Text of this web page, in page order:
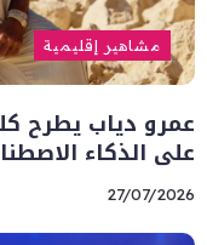
مشاهير إقليمية
عمرو دياب يطرح
على الذكاء
27/07/2026